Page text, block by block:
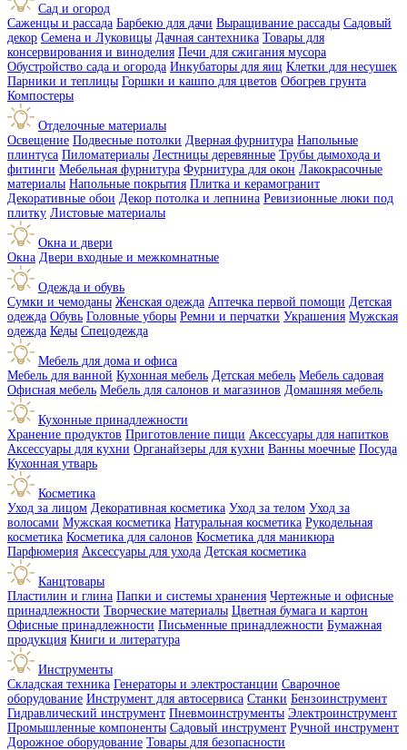
Сад и огород
Саженцы и рассада Барбекю для дачи Выращивание рассады Садовый
декор Семена и Луковицы Дачная сантехника Товары для
консервирования и виноделия Печи для сжигания мусора
Обустройство сада и огорода Инкубаторы для яиц Клетки для несушек
Парники и теплицы Горшки и кашпо для цветов Обогрев грунта
Компостеры
Отделочные материалы
Освещение Подвесные потолки Дверная фурнитура Напольные
плинтуса Пиломатериалы Лестницы деревянные Трубы дымохода и
фитинги Мебельная фурнитура Фурнитура для окон Лакокрасочные
материалы Напольные покрытия Плитка и керамогранит
Декоративные обои Декор потолка и лепнина Ревизионные люки под
плитку Листовые материалы
Окна и двери
Окна Двери входные и межкомнатные
Одежда и обувь
Сумки и чемоданы Женская одежда Аптечка первой помощи Детская
одежда Обувь Головные уборы Ремни и перчатки Украшения Мужская
одежда Кеды Спецодежда
Мебель для дома и офиса
Мебель для ванной Кухонная мебель Детская мебель Мебель садовая
Офисная мебель Мебель для салонов и магазинов Домашняя мебель
Кухонные принадлежности
Хранение продуктов Приготовление пищи Аксессуары для напитков
Аксессуары для кухни Органайзеры для кухни Ванны моечные Посуда
Кухонная утварь
Косметика
Уход за лицом Декоративная косметика Уход за телом Уход за
волосами Мужская косметика Натуральная косметика Рукодельная
косметика Косметика для салонов Косметика для маникюра
Парфюмерия Аксессуары для ухода Детская косметика
Канцтовары
Пластилин и глина Папки и системы хранения Чертежные и офисные
принадлежности Творческие материалы Цветная бумага и картон
Офисные принадлежности Письменные принадлежности Бумажная
продукция Книги и литература
Инструменты
Складская техника Генераторы и электростанции Сварочное
оборудование Инструмент для автосервиса Станки Бензоинструмент
Гидравлический инструмент Пневмоинструменты Электроинструмент
Промышленные компоненты Садовый инструмент Ручной инструмент
Дорожное оборудование Товары для безопасности